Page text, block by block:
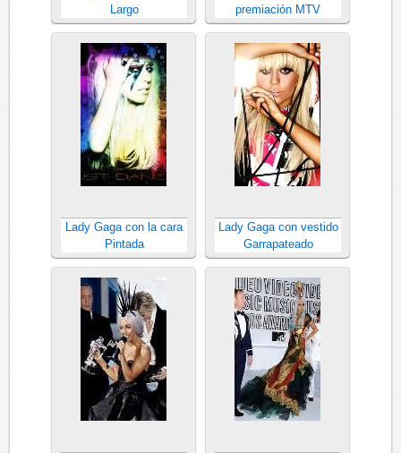
Largo
premiación MTV
Lady Gaga con la cara
Pintada
Lady Gaga con vestido
Garrapateado